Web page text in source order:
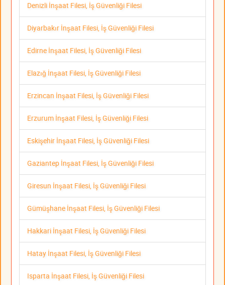
Denizli İnşaat Filesi, İş Güvenliği Filesi
Diyarbakır İnşaat Filesi, İş Güvenliği Filesi
Edirne İnşaat Filesi, İş Güvenliği Filesi
Elazığ İnşaat Filesi, İş Güvenliği Filesi
Erzincan İnşaat Filesi, İş Güvenliği Filesi
Erzurum İnşaat Filesi, İş Güvenliği Filesi
Eskişehir İnşaat Filesi, İş Güvenliği Filesi
Gaziantep İnşaat Filesi, İş Güvenliği Filesi
Giresun İnşaat Filesi, İş Güvenliği Filesi
Gümüşhane İnşaat Filesi, İş Güvenliği Filesi
Hakkari İnşaat Filesi, İş Güvenliği Filesi
Hatay İnşaat Filesi, İş Güvenliği Filesi
Isparta İnşaat Filesi, İş Güvenliği Filesi